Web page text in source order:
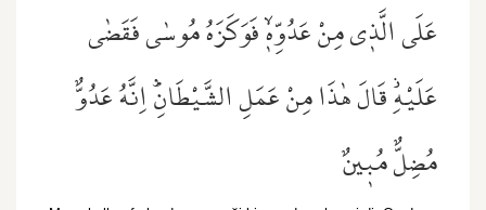
عَلَى الَّذ۪ي مِنْ عَدُوِّه۪ۙ فَوَكَزَهُ مُوسٰى فَقَضٰى
عَلَيْهِۘ قَالَ هٰذَا مِنْ عَمَلِ الشَّيْطَانِۜ اِنَّهُ عَدُوٌّ
مُضِلٌّ مُب۪ينٌ